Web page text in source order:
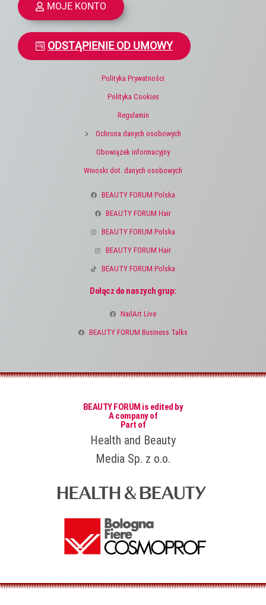
MOJE KONTO
ODSTĄPIENIE OD UMOWY
Polityka Prywatności
Polityka Cookies
Regulamin
Ochrona danych osobowych
Obowiązek informacyjny
Wnioski dot. danych osobowych
BEAUTY FORUM Polska
BEAUTY FORUM Hair
BEAUTY FORUM Polska
BEAUTY FORUM Hair
BEAUTY FORUM Polska
Dołącz do naszych grup:
NailArt Live
BEAUTY FORUM Business Talks
BEAUTY FORUM is edited by
A company of
Part of
Health and Beauty
Media Sp. z o.o.